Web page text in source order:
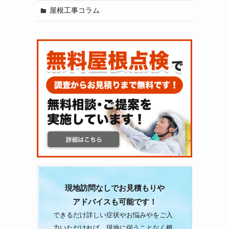
屋根工事コラム
現地訪問なしでお見積もりや
アドバイスも可能です！
できるだけ詳しい症状やお悩みやをご入